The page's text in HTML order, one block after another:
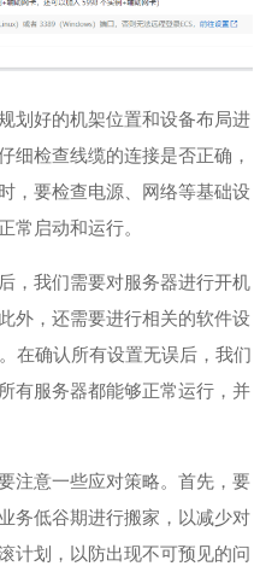
划好的机架位置和设备布局进
细检查线缆的连接是否正确，
，要检查电源、网络等基础设
启动和运行。
，我们需要对服务器进行开机
外，还需要进行相关的软件设
在确认所有设置无误后，我们
有服务器都能够正常运行，并
注意一些应对策略。首先，要
务低谷期进行搬家，以减少对
计划，以防出现不可预见的问